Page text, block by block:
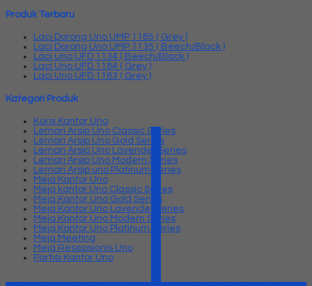
Produk Terbaru
Laci Dorong Uno UMP 1185 ( Grey )
Laci Dorong Uno UMP 1135 ( Beech/Black )
Laci Uno UFD 1134 ( Beech/Black )
Laci Uno UFD 1184 ( Grey )
Laci Uno UFD 1183 ( Grey )
Kategori Produk
Kursi Kantor Uno
Lemari Arsip Uno Classic Series
Lemari Arsip Uno Gold Series
Lemari Arsip Uno Lavender Series
Lemari Arsip Uno Modern Series
Lemari Arsip uno Platinum Series
Meja Kantor Uno
Meja kantor Uno Classic Series
Meja Kantor Uno Gold Series
Meja Kantor Uno Lavender series
Meja Kantor Uno Modern Series
Meja Kantor Uno Platinum Series
Meja Meeting
Meja Resepsionis Uno
Partisi Kantor Uno